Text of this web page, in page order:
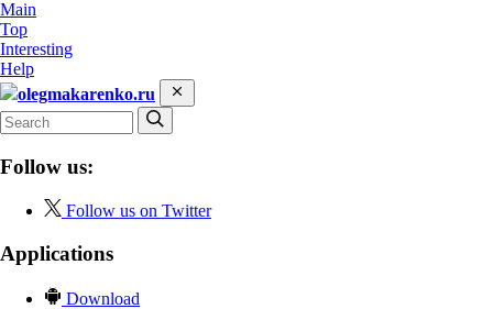
Main
Top
Interesting
Help
olegmakarenko.ru
Follow us:
Follow us on Twitter
Applications
Download